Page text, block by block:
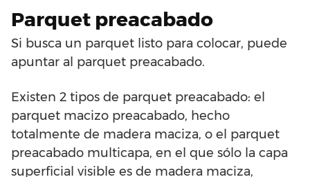
Parquet preacabado
Si busca un parquet listo para colocar, puede
apuntar al parquet preacabado.
Existen 2 tipos de parquet preacabado: el
parquet macizo preacabado, hecho
totalmente de madera maciza, o el parquet
preacabado multicapa, en el que sólo la capa
superficial visible es de madera maciza,